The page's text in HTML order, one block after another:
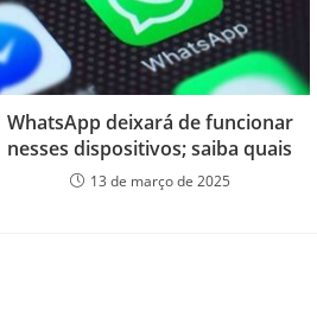
WhatsApp deixará de funcionar
nesses dispositivos; saiba quais
13 de março de 2025